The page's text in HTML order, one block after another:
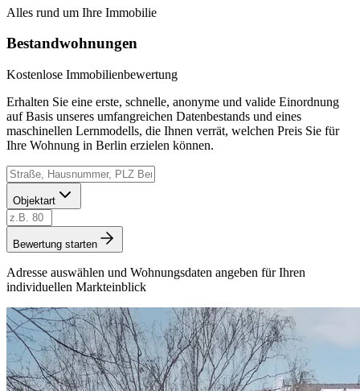
Alles rund um Ihre Immobilie
Bestandwohnungen
Kostenlose Immobilienbewertung
Erhalten Sie eine erste, schnelle, anonyme und valide Einordnung
auf Basis unseres umfangreichen Datenbestands und eines
maschinellen Lernmodells, die Ihnen verrät, welchen Preis Sie für
Ihre Wohnung in Berlin erzielen können.
Objektart
Bewertung starten
Adresse auswählen und Wohnungsdaten angeben für Ihren
individuellen Markteinblick